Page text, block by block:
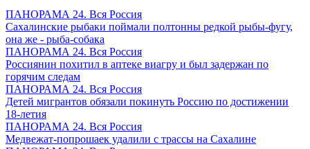
ПАНОРАМА 24. Вся Россия
Сахалинские рыбаки поймали полтонны редкой рыбы-фугу,
она же - рыба-собака
ПАНОРАМА 24. Вся Россия
Россиянин похитил в аптеке виагру и был задержан по
горячим следам
ПАНОРАМА 24. Вся Россия
Детей мигрантов обязали покинуть Россию по достижении
18-летия
ПАНОРАМА 24. Вся Россия
Медвежат-попрошаек удалили с трассы на Сахалине